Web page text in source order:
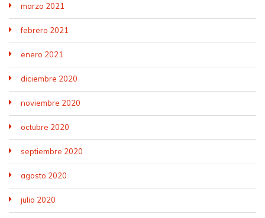
marzo 2021
febrero 2021
enero 2021
diciembre 2020
noviembre 2020
octubre 2020
septiembre 2020
agosto 2020
julio 2020